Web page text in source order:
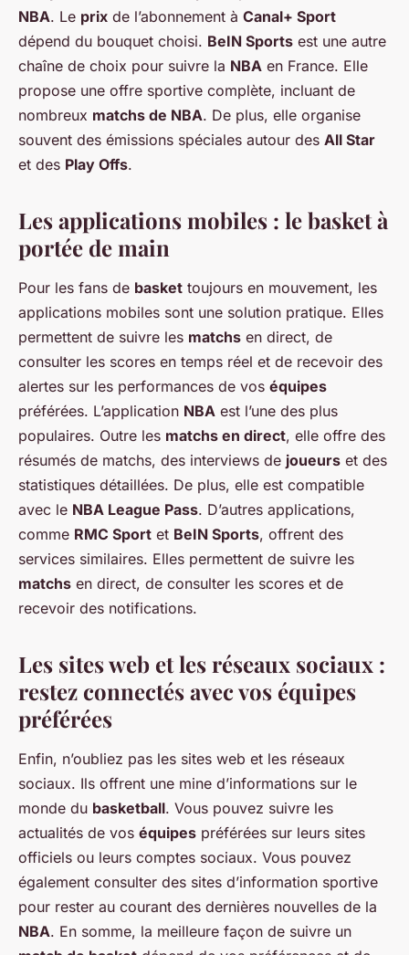
NBA. Le prix de l’abonnement à Canal+ Sport
dépend du bouquet choisi. BeIN Sports est une autre
chaîne de choix pour suivre la NBA en France. Elle
propose une offre sportive complète, incluant de
nombreux matchs de NBA. De plus, elle organise
souvent des émissions spéciales autour des All Star
et des Play Offs.
Les applications mobiles : le basket à
portée de main
Pour les fans de basket toujours en mouvement, les
applications mobiles sont une solution pratique. Elles
permettent de suivre les matchs en direct, de
consulter les scores en temps réel et de recevoir des
alertes sur les performances de vos équipes
préférées. L’application NBA est l’une des plus
populaires. Outre les matchs en direct, elle offre des
résumés de matchs, des interviews de joueurs et des
statistiques détaillées. De plus, elle est compatible
avec le NBA League Pass. D’autres applications,
comme RMC Sport et BeIN Sports, offrent des
services similaires. Elles permettent de suivre les
matchs en direct, de consulter les scores et de
recevoir des notifications.
Les sites web et les réseaux sociaux :
restez connectés avec vos équipes
préférées
Enfin, n’oubliez pas les sites web et les réseaux
sociaux. Ils offrent une mine d’informations sur le
monde du basketball. Vous pouvez suivre les
actualités de vos équipes préférées sur leurs sites
officiels ou leurs comptes sociaux. Vous pouvez
également consulter des sites d’information sportive
pour rester au courant des dernières nouvelles de la
NBA. En somme, la meilleure façon de suivre un